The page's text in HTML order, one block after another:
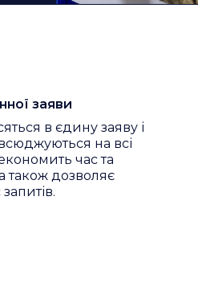
заяви
в єдину заяву і
на всі
час та
також дозволяє